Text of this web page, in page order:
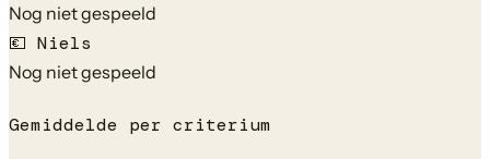
Nog niet gespeeld
💶 Niels
Nog niet gespeeld
Gemiddelde per criterium